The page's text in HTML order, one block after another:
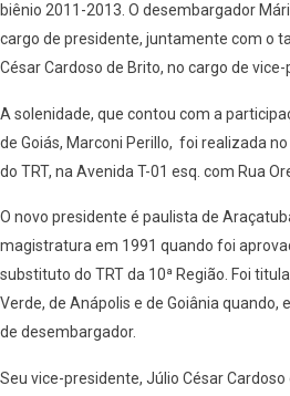
biênio 2011-2013. O desembargador
cargo de presidente, juntamente com o
César Cardoso de Brito, no cargo de
A solenidade, que contou com a
de Goiás, Marconi Perillo, foi realizada
do TRT, na Avenida T-01 esq. com Rua
O novo presidente é paulista de
magistratura em 1991 quando foi
substituto do TRT da 10ª Região. Foi
Verde, de Anápolis e de Goiânia quando,
de desembargador.
Seu vice-presidente, Júlio César